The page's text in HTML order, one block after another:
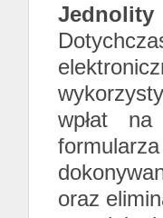
wpłat
oraz